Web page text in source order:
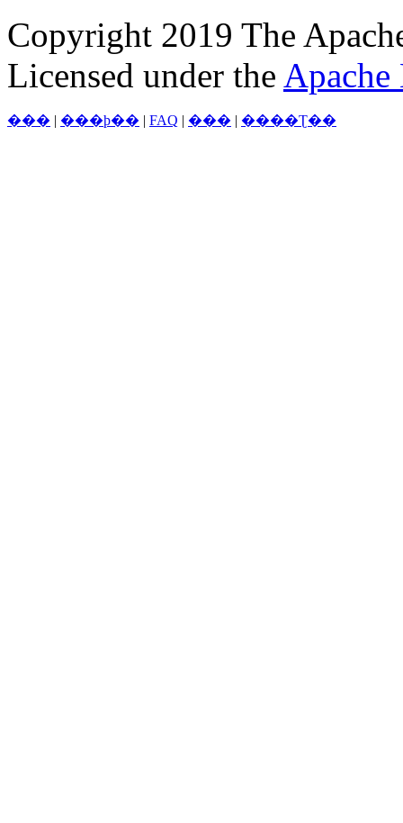
Copyright 2019 The
Licensed under the Apache
��� | ���þ�� | FAQ | ��� | ����Ʈ��